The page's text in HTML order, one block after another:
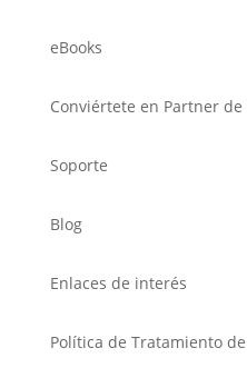
eBooks
Conviértete en Partner de
Soporte
Blog
Enlaces de interés
Política de Tratamiento